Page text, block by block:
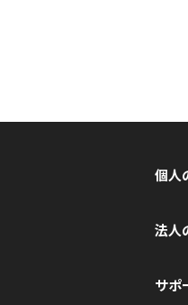
個人
法人
サポ